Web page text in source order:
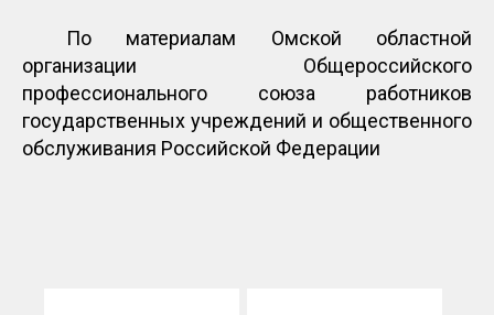
По материалам Омской областной
организации Общероссийского
профессионального союза работников
государственных учреждений и общественного
обслуживания Российской Федерации